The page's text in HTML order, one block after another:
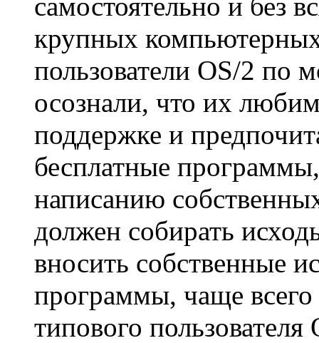
крупных
пользователи OS/2 по
осознали, что их
поддержке и
бесплатные
написанию
должен собирать
вносить собственные
программы, чаще всего
типового пользователя